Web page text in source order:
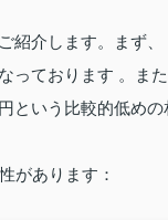
紹介します。まず
っております 。ま
という比較的低めの
があります：